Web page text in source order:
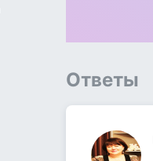
Ответы